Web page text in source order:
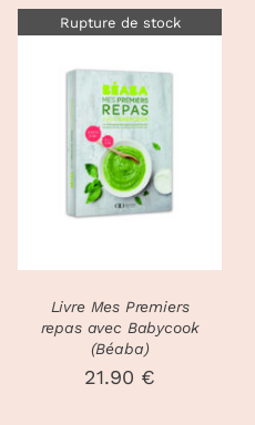
Rupture de stock
DÉTAILS
Livre Mes Premiers
repas avec Babycook
(Béaba)
21.90 €